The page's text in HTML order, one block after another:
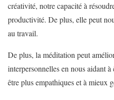
créativité, notre capacité à
productivité. De plus, elle peut
au travail.
De plus, la méditation peut
interpersonnelles en nous aidant à
être plus empathiques et à mieux